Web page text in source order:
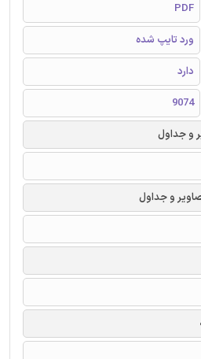
PDF
ورد تایپ شده
دارد
9074
و جداول
و جداول